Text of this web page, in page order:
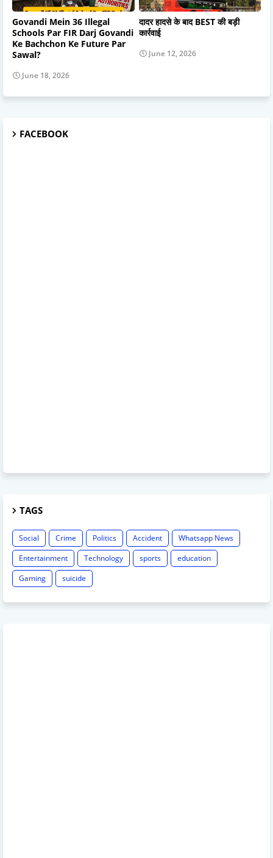
Govandi Mein 36 Illegal
Schools Par FIR Darj Govandi
Ke Bachchon Ke Future Par
Sawal?
June 18, 2026
दादर हादसे के बाद BEST की बड़ी
कार्रवाई
June 12, 2026
FACEBOOK
TAGS
Social Crime Politics Accident
Whatsapp News
Entertainment
Technology sports
education
Gaming
suicide